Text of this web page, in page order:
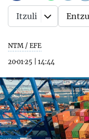
NTM / EFE
20·01·25
14:44
Itzuli